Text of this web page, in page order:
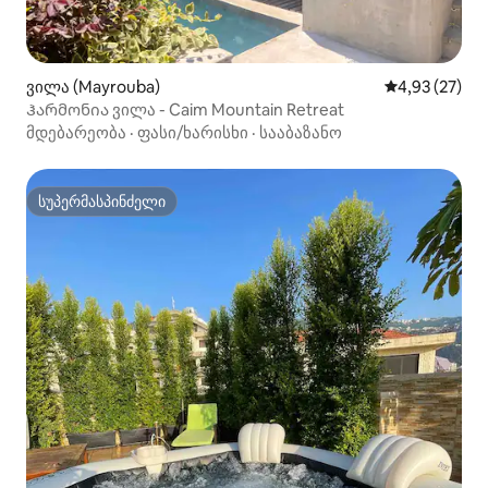
ვილა (Mayrouba) საშუალო
4,93 (27)
Ჰარმონია ვილა - Caim Mountain Retreat
მდებარეობა · ფასი/ხარისხი · სააბაზანო
სუპერმასპინძელი
სუპერმასპინძელი